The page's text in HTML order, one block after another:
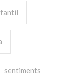
sentiments